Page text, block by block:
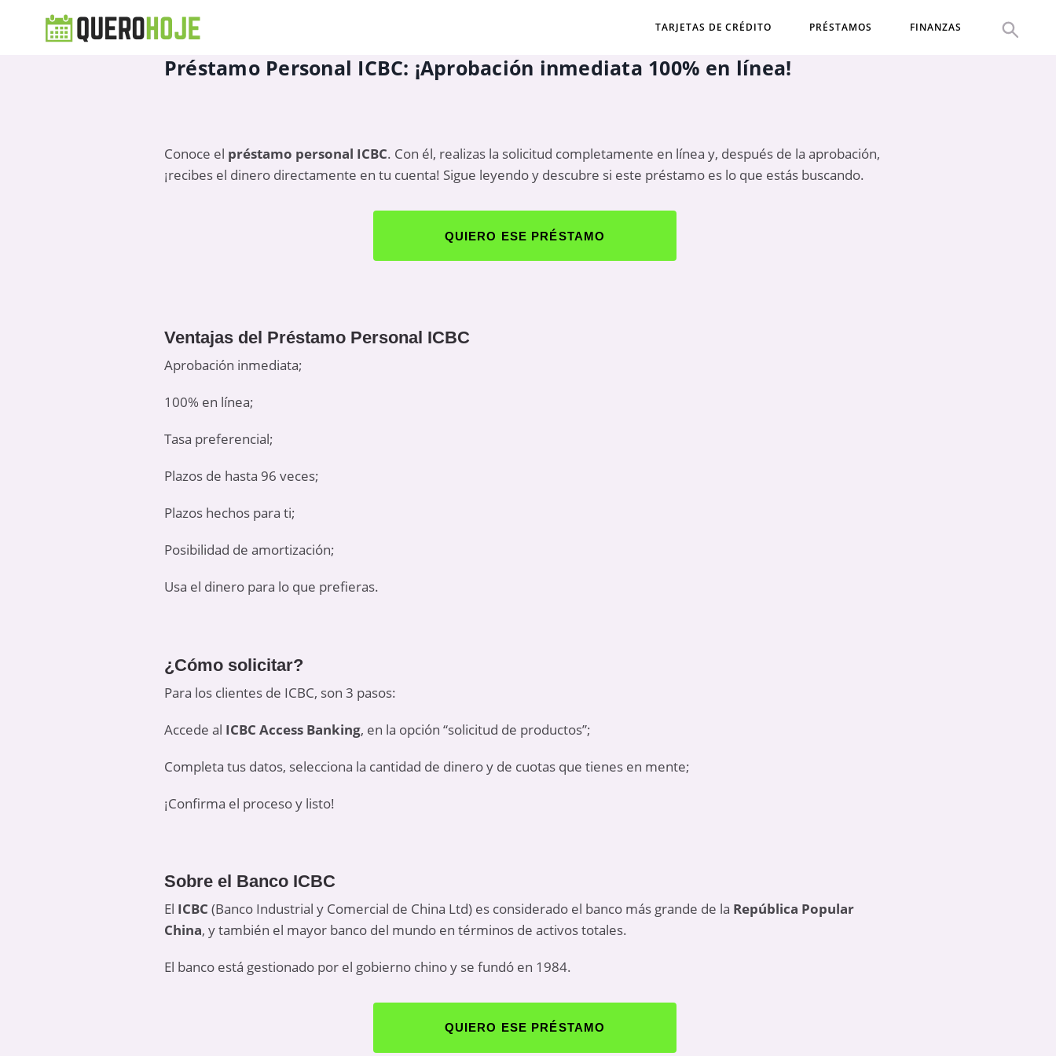
TARJETAS DE CRÉDITO PRÉSTAMOS FINANZAS
Préstamo Personal ICBC: ¡Aprobación inmediata 100% en línea!
Conoce el préstamo personal ICBC. Con él, realizas la solicitud completamente en línea y, después de la aprobación,
¡recibes el dinero directamente en tu cuenta! Sigue leyendo y descubre si este préstamo es lo que estás buscando.
QUIERO ESE PRÉSTAMO
Ventajas del Préstamo Personal ICBC
Aprobación inmediata;
100% en línea;
Tasa preferencial;
Plazos de hasta 96 veces;
Plazos hechos para ti;
Posibilidad de amortización;
Usa el dinero para lo que prefieras.
¿Cómo solicitar?
Para los clientes de ICBC, son 3 pasos:
Accede al ICBC Access Banking, en la opción “solicitud de productos”;
Completa tus datos, selecciona la cantidad de dinero y de cuotas que tienes en mente;
¡Confirma el proceso y listo!
Sobre el Banco ICBC
El ICBC (Banco Industrial y Comercial de China Ltd) es considerado el banco más grande de la República Popular
China, y también el mayor banco del mundo en términos de activos totales.
El banco está gestionado por el gobierno chino y se fundó en 1984.
QUIERO ESE PRÉSTAMO